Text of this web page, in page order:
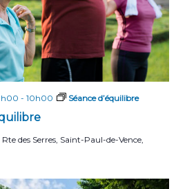
- 10h00 Séance d’équilibre
Rte des Serres, Saint-Paul-de-Vence,